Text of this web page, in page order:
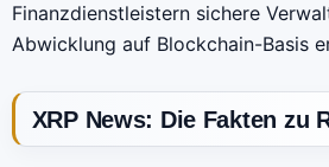
Finanzdienstleistern sichere
Abwicklung auf Blockchain-Basis
XRP News: Die Fakten zu